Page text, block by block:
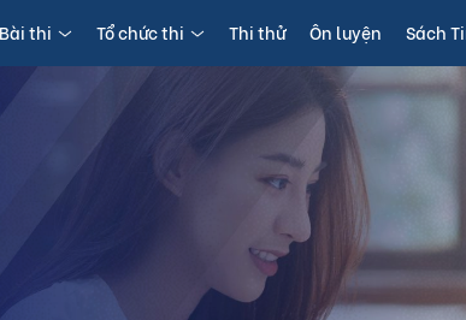
Bài thi Tổ chức thi Thi thử Ôn luyện Sách